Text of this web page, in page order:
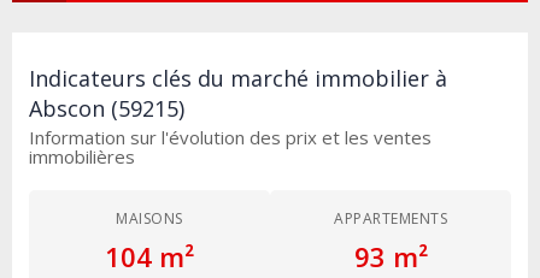
Indicateurs clés du marché immobilier à
Abscon (59215)
Information sur l'évolution des prix et les ventes
immobilières
MAISONS
104 m²
APPARTEMENTS
93 m²